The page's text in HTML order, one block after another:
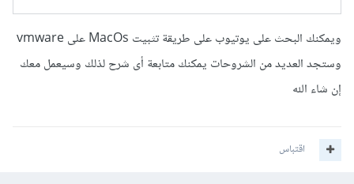
ويمكنك البحث على يوتيوب على طريقة تثبيت MacOs على vmware
وستجد العديد من الشروحات يمكنك متابعة أى شرح لذلك وسيعمل معك
إن شاء الله
اقتباس